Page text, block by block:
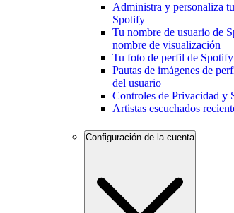
Administra y personaliza
Spotify
Tu nombre de usuario de
nombre de visualización
Tu foto de perfil de Spotify
Pautas de imágenes de
del usuario
Controles de Privacidad y
Artistas escuchados
Configuración de la cuenta